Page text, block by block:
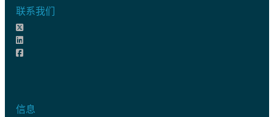
联系我们
信息